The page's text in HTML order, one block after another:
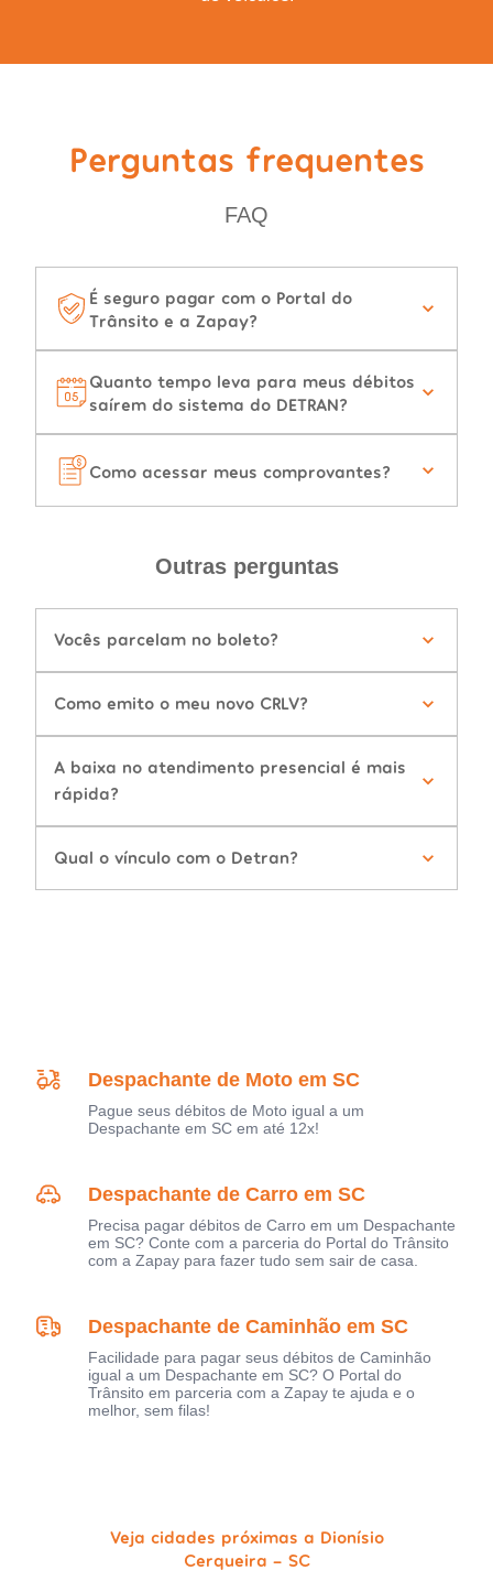
Perguntas frequentes
FAQ
É seguro pagar com o Portal do
Trânsito e a Zapay?
Quanto tempo leva para meus débitos
saírem do sistema do DETRAN?
Como acessar meus comprovantes?
Outras perguntas
Vocês parcelam no boleto?
Como emito o meu novo CRLV?
A baixa no atendimento presencial é mais
rápida?
Qual o vínculo com o Detran?
Despachante de Moto em SC
Pague seus débitos de Moto igual a um
Despachante em SC em até 12x!
Despachante de Carro em SC
Precisa pagar débitos de Carro em um Despachante
em SC? Conte com a parceria do Portal do Trânsito
com a Zapay para fazer tudo sem sair de casa.
Despachante de Caminhão em SC
Facilidade para pagar seus débitos de Caminhão
igual a um Despachante em SC? O Portal do
Trânsito em parceria com a Zapay te ajuda e o
melhor, sem filas!
Veja cidades próximas a Dionísio
Cerqueira - SC